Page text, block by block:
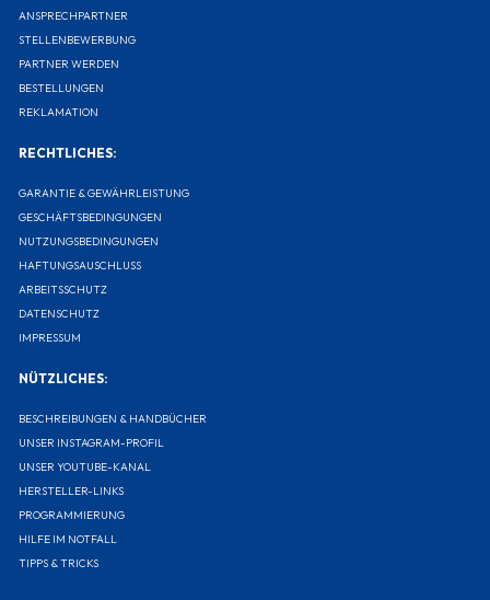
ANSPRECHPARTNER
STELLENBEWERBUNG
PARTNER WERDEN
BESTELLUNGEN
REKLAMATION
RECHTLICHES:
GARANTIE & GEWÄHRLEISTUNG
GESCHÄFTSBEDINGUNGEN
NUTZUNGSBEDINGUNGEN
HAFTUNGSAUSCHLUSS
ARBEITSSCHUTZ
DATENSCHUTZ
IMPRESSUM
NÜTZLICHES:
BESCHREIBUNGEN & HANDBÜCHER
UNSER INSTAGRAM-PROFIL
UNSER YOUTUBE-KANAL
HERSTELLER-LINKS
PROGRAMMIERUNG
HILFE IM NOTFALL
TIPPS & TRICKS